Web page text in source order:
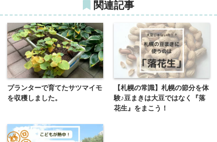
関連記事
プランターで育てたサツマイモ
を収穫しました。
【札幌の常識】札幌の節分を体
験♪豆まきは大豆ではなく『落
花生』をまこう！